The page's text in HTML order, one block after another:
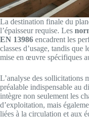
La destination finale du
l’épaisseur requise. Les
EN 13986 encadrent les
classes d’usage, tandis
mise en œuvre spécifiques
L’analyse des sollicitations
préalable indispensable au
intègre non seulement les
d’exploitation, mais
liées à la circulation et aux